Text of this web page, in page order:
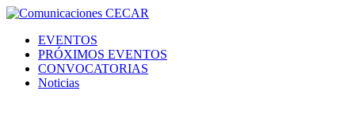
EVENTOS
PRÓXIMOS EVENTOS
CONVOCATORIAS
Noticias